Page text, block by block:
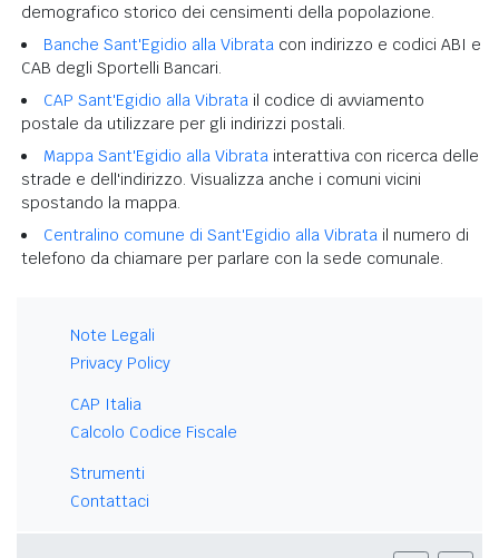
demografico storico dei censimenti della popolazione.
Banche Sant'Egidio alla Vibrata con indirizzo e codici ABI e
CAB degli Sportelli Bancari.
CAP Sant'Egidio alla Vibrata il codice di avviamento
postale da utilizzare per gli indirizzi postali.
Mappa Sant'Egidio alla Vibrata interattiva con ricerca delle
strade e dell'indirizzo. Visualizza anche i comuni vicini
spostando la mappa.
Centralino comune di Sant'Egidio alla Vibrata il numero di
telefono da chiamare per parlare con la sede comunale.
Note Legali
Privacy Policy
CAP Italia
Calcolo Codice Fiscale
Strumenti
Contattaci